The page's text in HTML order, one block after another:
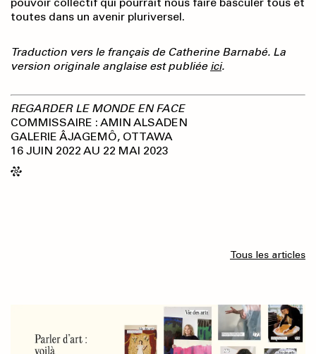
toutes dans un avenir pluriversel.
Traduction vers le français de Catherine Barnabé. La
version originale anglaise est publiée ici.
REGARDER LE MONDE EN FACE
COMMISSAIRE : AMIN ALSADEN
GALERIE ÂJAGEMÔ, OTTAWA
16 JUIN 2022 AU 22 MAI 2023
Tous les articles